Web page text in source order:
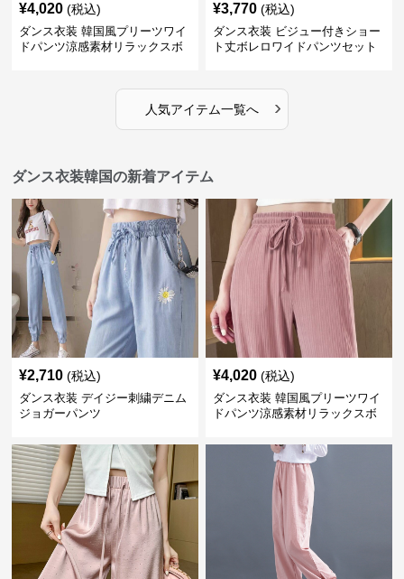
¥4,020 (税込)
ダンス衣装 韓国風プリーツワイ
ドパンツ涼感素材リラックスボ
¥3,770 (税込)
ダンス衣装 ビジュー付きショー
ト丈ボレロワイドパンツセット
人気アイテム一覧へ ›
ダンス衣装韓国の新着アイテム
¥2,710 (税込)
ダンス衣装 デイジー刺繍デニム
ジョガーパンツ
¥4,020 (税込)
ダンス衣装 韓国風プリーツワイ
ドパンツ涼感素材リラックスボ